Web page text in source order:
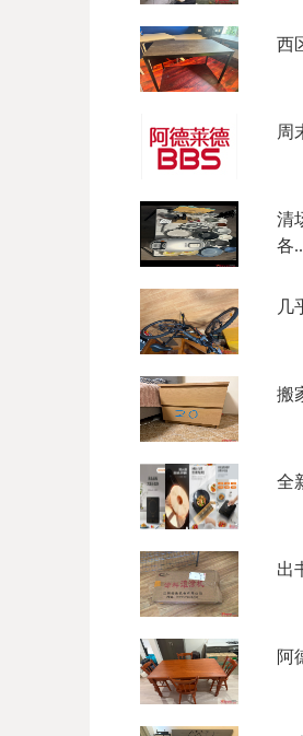
西
周
清
各
几
搬
全
出
阿